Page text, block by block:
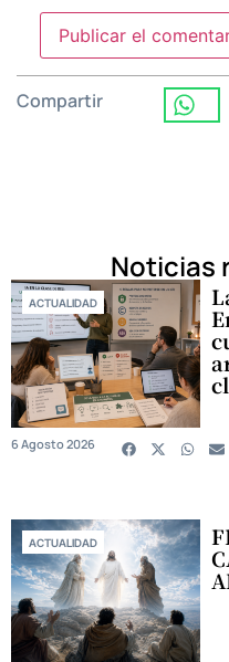
Compartir
Noticias
ACTUALIDAD
6 Agosto 2026
ACTUALIDAD